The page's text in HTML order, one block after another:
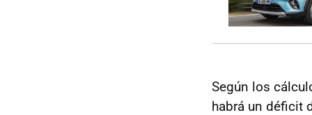
Según los
habrá un déficit